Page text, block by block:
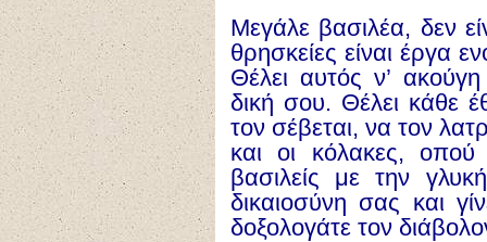
Μεγάλε βασιλέα, δεν
θρησκείες είναι έργα
Θέλει αυτός ν’
δική σου. Θέλει κάθε
τον σέβεται, να τον
και οι κόλακες,
βασιλείς με την
δικαιοσύνη σας και
δοξολογάτε τον